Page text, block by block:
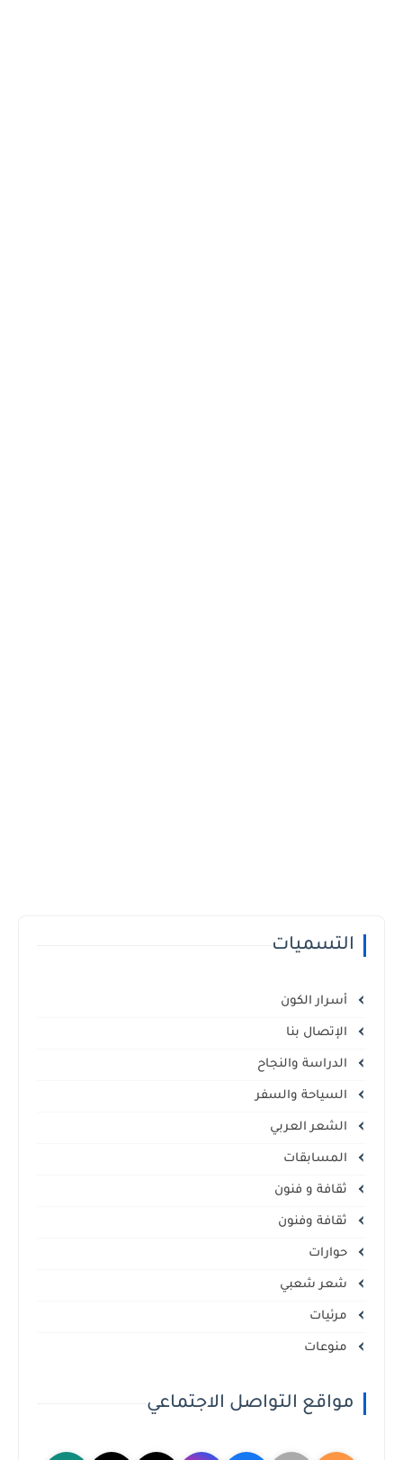
التسميات
أسرار الكون
الإتصال بنا
الدراسة والنجاح
السياحة والسفر
الشعر العربي
المسابقات
ثقافة و فنون
ثقافة وفنون
حوارات
شعر شعبي
مرئيات
منوعات
مواقع التواصل الاجتماعي